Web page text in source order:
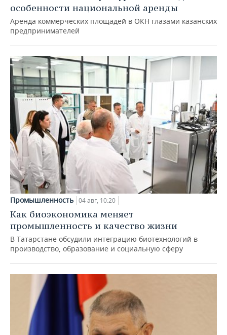
особенности национальной аренды
Аренда коммерческих площадей в ОКН глазами казанских
предпринимателей
Промышленность 04 авг, 10:20
Как биоэкономика меняет
промышленность и качество жизни
В Татарстане обсудили интеграцию биотехнологий в
производство, образование и социальную сферу